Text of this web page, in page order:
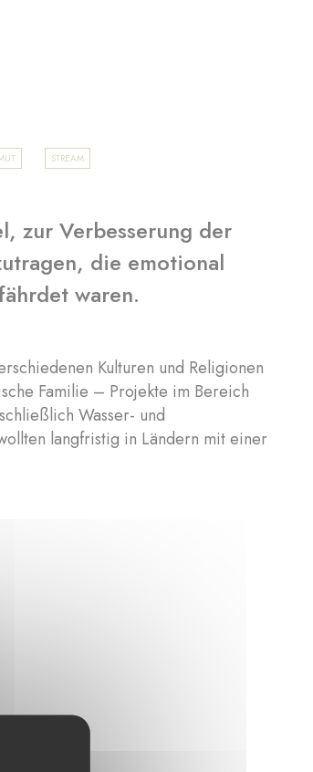
STREAM
zur Verbesserung der
die emotional
waren.
Kulturen und Religionen
Familie – Projekte im Bereich
Wasser- und
langfristig in Ländern mit einer